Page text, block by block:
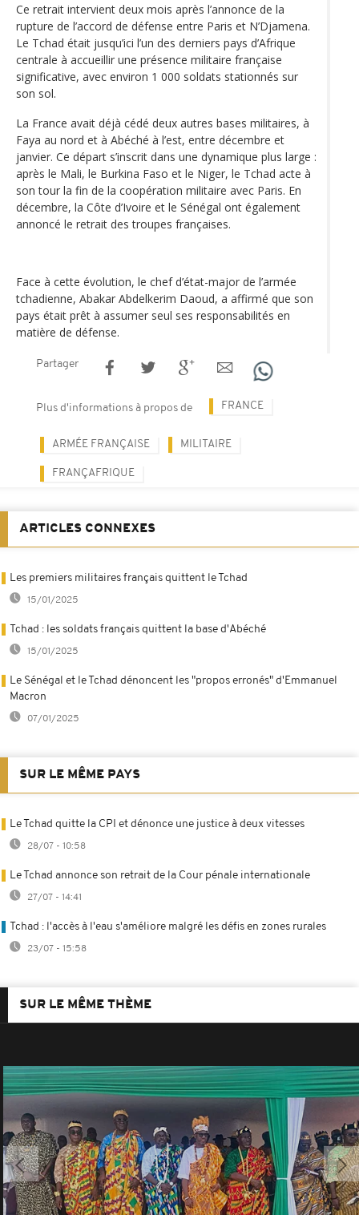
Ce retrait intervient deux mois après l’annonce de la
rupture de l’accord de défense entre Paris et N’Djamena.
Le Tchad était jusqu’ici l’un des derniers pays d’Afrique
centrale à accueillir une présence militaire française
significative, avec environ 1 000 soldats stationnés sur
son sol.
La France avait déjà cédé deux autres bases militaires, à
Faya au nord et à Abéché à l’est, entre décembre et
janvier. Ce départ s’inscrit dans une dynamique plus large :
après le Mali, le Burkina Faso et le Niger, le Tchad acte à
son tour la fin de la coopération militaire avec Paris. En
décembre, la Côte d’Ivoire et le Sénégal ont également
annoncé le retrait des troupes françaises.
Face à cette évolution, le chef d’état-major de l’armée
tchadienne, Abakar Abdelkerim Daoud, a affirmé que son
pays était prêt à assumer seul ses responsabilités en
matière de défense.
Partager
Plus d'informations à propos de FRANCE
ARMÉE FRANÇAISE MILITAIRE
FRANÇAFRIQUE
ARTICLES CONNEXES
Les premiers militaires français quittent le Tchad
15/01/2025
Tchad : les soldats français quittent la base d'Abéché
15/01/2025
Le Sénégal et le Tchad dénoncent les "propos erronés" d'Emmanuel
Macron
07/01/2025
SUR LE MÊME PAYS
Le Tchad quitte la CPI et dénonce une justice à deux vitesses
28/07 - 10:58
Le Tchad annonce son retrait de la Cour pénale internationale
27/07 - 14:41
Tchad : l'accès à l'eau s'améliore malgré les défis en zones rurales
23/07 - 15:58
SUR LE MÊME THÈME